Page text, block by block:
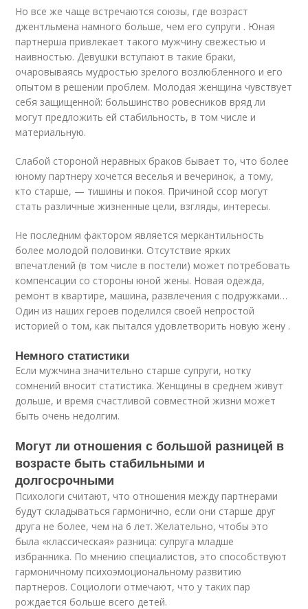
Но все же чаще встречаются союзы, где возраст
джентльмена намного больше, чем его супруги . Юная
партнерша привлекает такого мужчину свежестью и
наивностью. Девушки вступают в такие браки,
очаровываясь мудростью зрелого возлюбленного и его
опытом в решении проблем. Молодая женщина чувствует
себя защищенной: большинство ровесников вряд ли
могут предложить ей стабильность, в том числе и
материальную.
Слабой стороной неравных браков бывает то, что более
юному партнеру хочется веселья и вечеринок, а тому,
кто старше, — тишины и покоя. Причиной ссор могут
стать различные жизненные цели, взгляды, интересы.
Не последним фактором является меркантильность
более молодой половинки. Отсутствие ярких
впечатлений (в том числе в постели) может потребовать
компенсации со стороны юной жены. Новая одежда,
ремонт в квартире, машина, развлечения с подружками…
Один из наших героев поделился своей непростой
историей о том, как пытался удовлетворить новую жену .
Немного статистики
Если мужчина значительно старше супруги, нотку
сомнений вносит статистика. Женщины в среднем живут
дольше, и время счастливой совместной жизни может
быть очень недолгим.
Могут ли отношения с большой разницей в
возрасте быть стабильными и
долгосрочными
Психологи считают, что отношения между партнерами
будут складываться гармонично, если они старше друг
друга не более, чем на 6 лет. Желательно, чтобы это
была «классическая» разница: супруга младше
избранника. По мнению специалистов, это способствуют
гармоничному психоэмоциональному развитию
партнеров. Социологи отмечают, что у таких пар
рождается больше всего детей.